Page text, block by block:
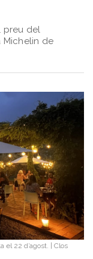
preu del
Michelin de
el 22 d’agost.
Clos